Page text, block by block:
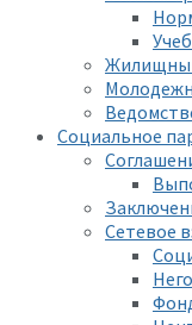
Социальное
Сетевое